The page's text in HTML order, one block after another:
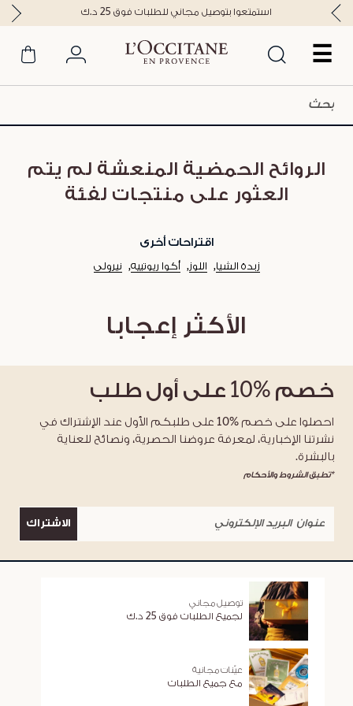
☰
استمتعوا بتوصيل مجاني للطلبات فوق 25 د.ك
الروائح الحمضية المنعشة لم يتم
العثور على منتجات لفئة
اقتراحات أخرى
زبدة الشيا اللوز أكوا ريوتييه نيرولي
الأكثر إعجابا
خصم %10 على أول طلب
احصلوا على خصم %10 على طلبكم الأول عند الإشتراك في
نشرتنا الإخبارية، لمعرفة عروضنا الحصرية، ونصائح للعناية
بالبشرة.
*تطبق الشروط والأحكام
الاشتراك
توصيل مجاني
لجميع الطلبات فوق 25 د.ك
عيّنات مجانية
مع جميع الطلبات